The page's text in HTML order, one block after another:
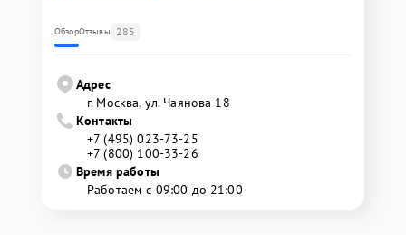
ОбзорОтзывы 285
Адрес
г. Москва, ул. Чаянова 18
Контакты
+7 (495) 023-73-25
+7 (800) 100-33-26
Время работы
Работаем с 09:00 до 21:00